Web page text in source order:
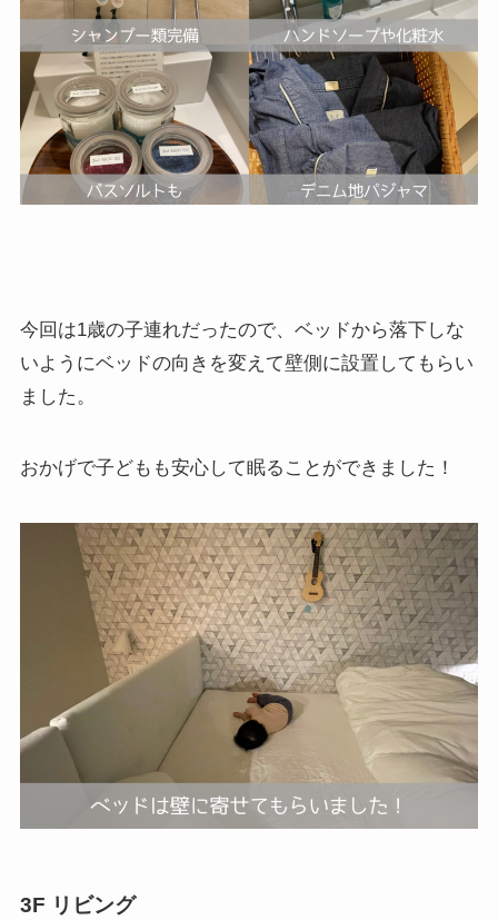
今回は1歳の子連れだったので、ベッドから落下しな
いようにベッドの向きを変えて壁側に設置してもらい
ました。
おかげで子どもも安心して眠ることができました！
3F リビング